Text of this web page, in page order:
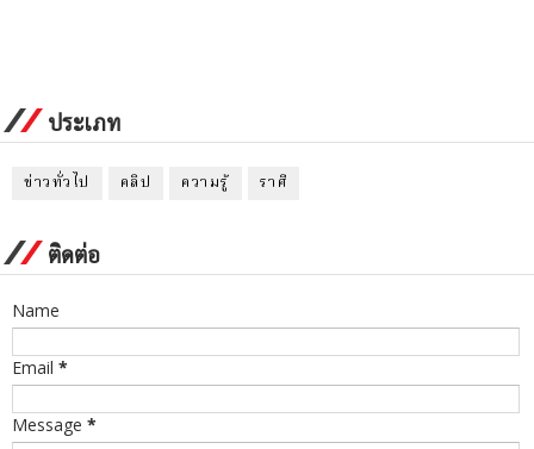
ประเภท
ข่าวทั่วไป คลิป ความรู้ ราศี
ติดต่อ
Name
Email *
Message *